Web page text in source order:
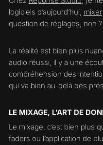
logiciels d’aujourd’hui, mixer
question de réglages, non ?
La réalité est bien plus
audio réussi, il y a une
compréhension des
qui va bien au-delà des
LE MIXAGE, L’ART DE
Le mixage, c’est bien plus
faders ou l’application de